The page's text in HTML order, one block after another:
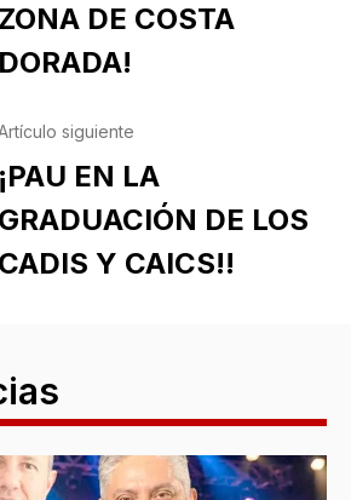
ZONA DE COSTA
siguiente
EN LA
DE LOS
Y CAICS!!